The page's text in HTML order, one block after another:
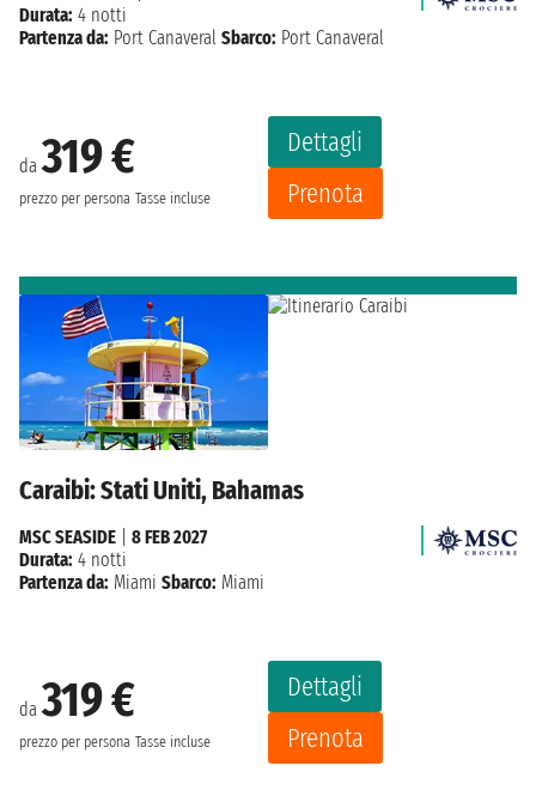
da319 €
prezzo per persona Tasse incluse
Dettagli
Prenota
Durata: 4 notti
Partenza da: Port Canaveral Sbarco: Port Canaveral
Caraibi: Stati Uniti, Bahamas
da319 €
prezzo per persona Tasse incluse
Dettagli
Prenota
MSC SEASIDE
8 FEB 2027
Durata: 4 notti
Partenza da: Miami Sbarco: Miami